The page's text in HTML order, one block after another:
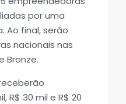
por uma
Ao final, serão
nacionais nas
Bronze.
R$ 30 mil e R$ 20